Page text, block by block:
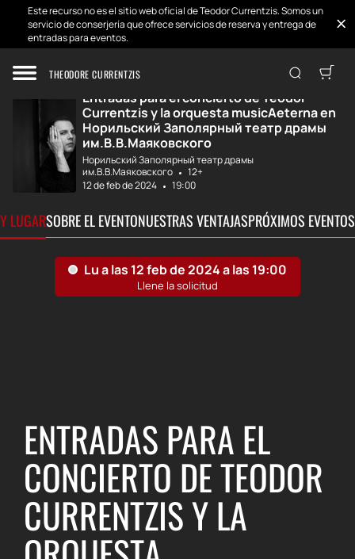
Este recurso no es el sitio web oficial de Teodor Currentzis. Somos un
servicio de conserjería que ofrece servicios de reserva y entrega de
entradas para eventos.
THEODORE CURRENTZIS
Inicio Desarrollos Teodor Currentzi...
Entradas para el concierto de Teodor
Currentzis y la orquesta musicAeterna en
Норильский Заполярный театр драмы
им.В.В.Маяковского
Норильский Заполярный театр драмы
им.В.В.Маяковского
12+
12 de feb de 2024
19:00
LUGARSOBRE EL EVENTONUESTRAS VENTAJASPRÓXIMOS EVENTOS
ENTRADAS PARA EL
CONCIERTO DE TEODOR
CURRENTZIS Y LA